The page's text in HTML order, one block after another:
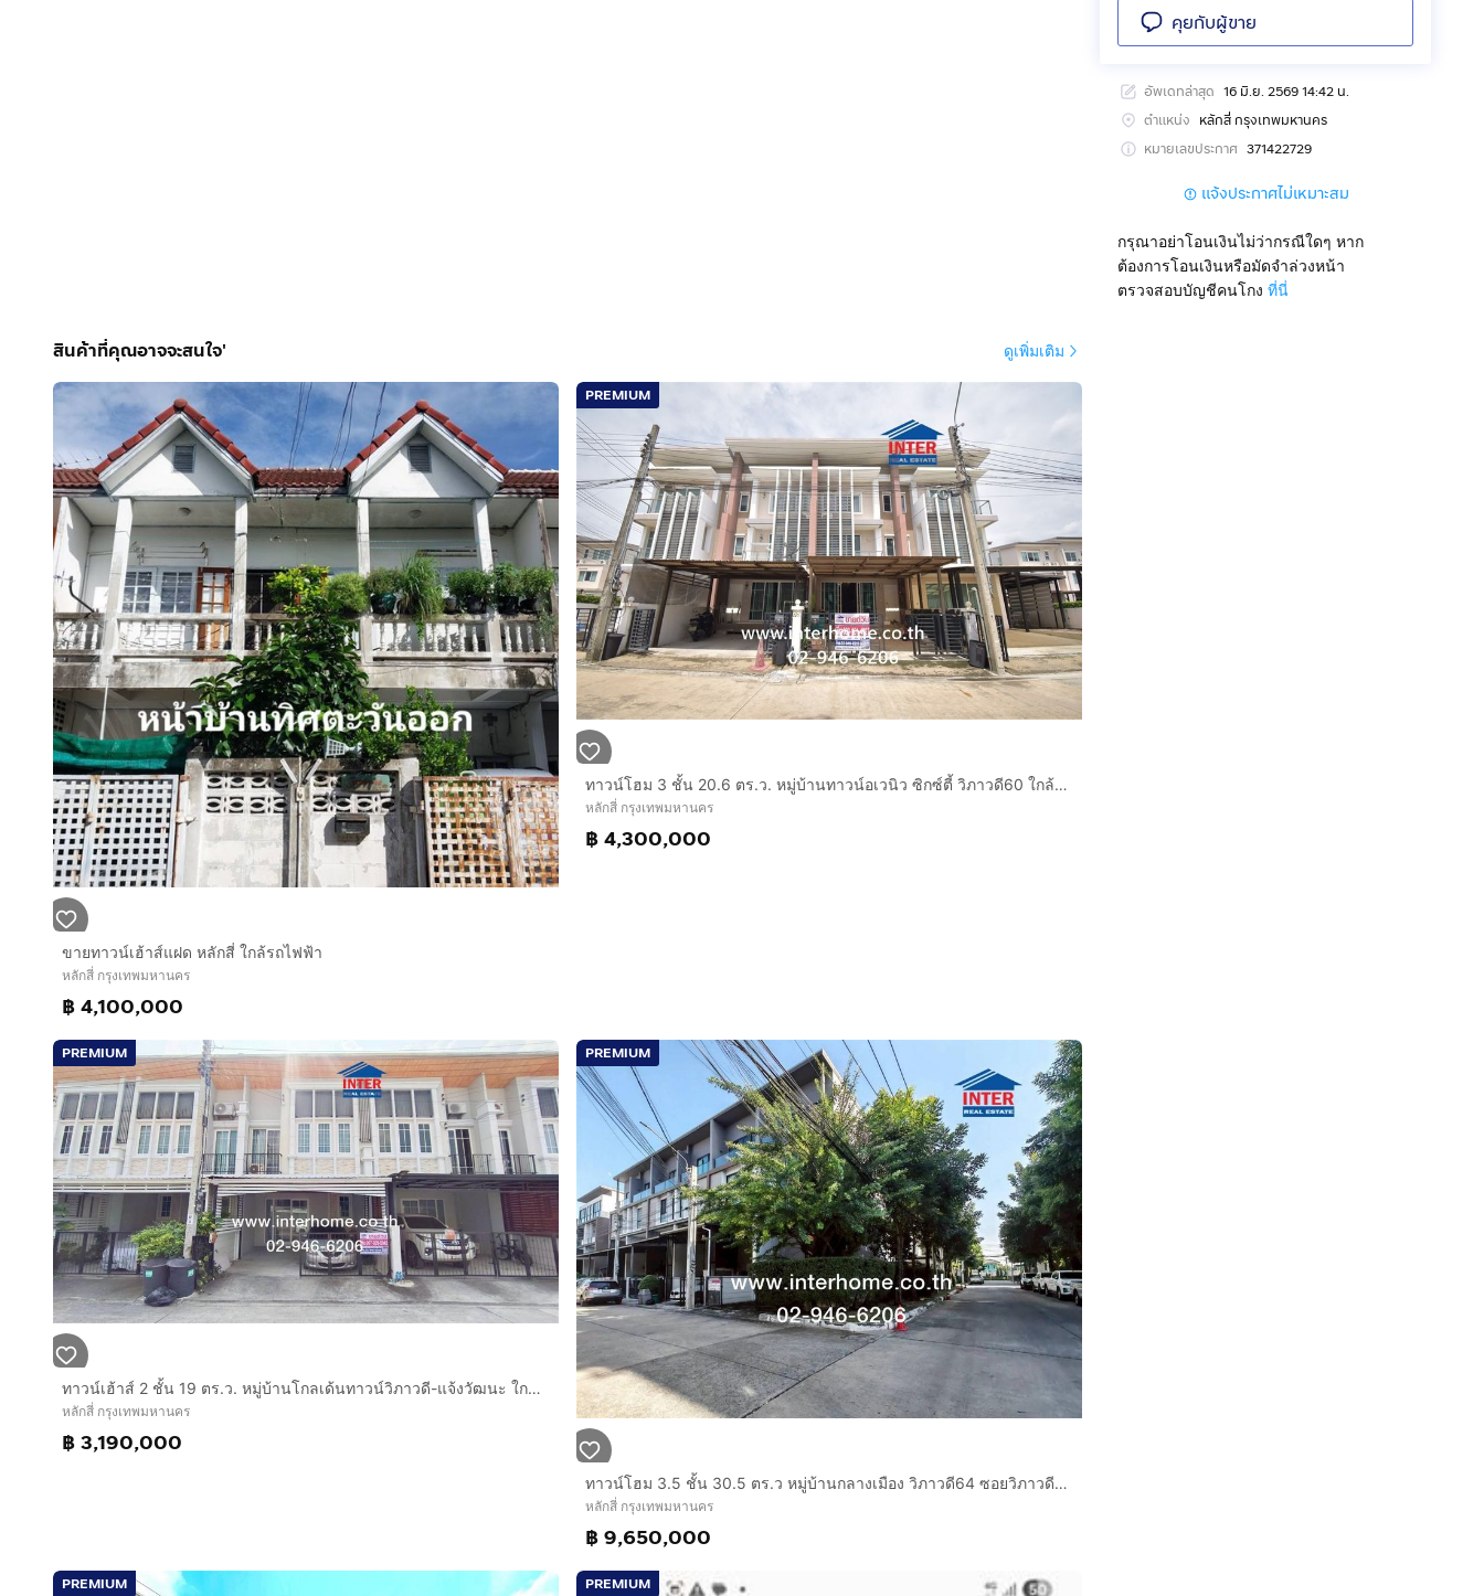
• สำนักงานบัญชี กฎหมาย วิศวกรรม
จุดแข็งที่หาได้ยากในงบนี้
ทางด่วนศรีรัช ด่านศรีสมาน 5–7 นาที
เมืองทองธานี และอิมแพ็ค 8 นาที
เซ็นทรัลแจ้งวัฒนะ 10 นาที
โรบินสันศรีสมาน 6 นาที
ศูนย์ราชการแจ้งวัฒนะ 12–15 นาที
สนามบินดอนเมือง 15 นาที
ซื้อครั้งเดียว ได้ทั้งที่ทำงาน ที่สร้างรายได้ และที่อยู่อาศัยในทำเลที่เติบโตต่อเนื่อง
📞 สนใจนัดชมทรัพย์ / สอบถามข้อมูลเพิ่มเติม
ติดต่อคุณ สิริพร (อ้อ)
กดเพื่อดูเบอร์โทร xxxxxx653
คุยกับผู้ขาย
อัพเดทล่าสุด 16 มิ.ย. 2569 14:42 น.
ตำแหน่ง หลักสี่ กรุงเทพมหานคร
หมายเลขประกาศ 371422729
แจ้งประกาศไม่เหมาะสม
กรุณาอย่าโอนเงินไม่ว่ากรณีใดๆ หาก
ต้องการโอนเงินหรือมัดจำล่วงหน้า
ตรวจสอบบัญชีคนโกง ที่นี่
สินค้าที่คุณอาจจะสนใจ' ดูเพิ่มเติม
ขายทาวน์เฮ้าส์แฝด หลักสี่ ใกล้รถไฟฟ้า
หลักสี่ กรุงเทพมหานคร
฿ 4,100,000
PREMIUM
ทาวน์โฮม 3 ชั้น 20.6 ตร.ว. หมู่บ้านทาวน์อเวนิว ซิกซ์ตี้ วิภาวดี60 ใกล้มหาวิทยาลัยเกษตรศาสตร์ ถนนวิภาวดี-รังสิต ถนนวิภาวดี60 เขตหลักสี่
หลักสี่ กรุงเทพมหานคร
฿ 4,300,000
PREMIUM
ทาวน์เฮ้าส์ 2 ชั้น 19 ตร.ว. หมู่บ้านโกลเด้นทาวน์วิภาวดี-แจ้งวัฒนะ ใกล้บิ๊กซีแจ้งวัฒนะ ศูนย์ราชการแจ้งวัฒนะ ถนนแจ้งวัฒนะ เขตหลักสี่ กรุงเทพ
หลักสี่ กรุงเทพมหานคร
฿ 3,190,000
PREMIUM
ทาวน์โฮม 3.5 ชั้น 30.5 ตร.ว หมู่บ้านกลางเมือง วิภาวดี64 ซอยวิภาวดี64 แยก13 ถนนวิภาวดีรังสิต ถนนแจ้งวัฒนะ เขตหลักสี่ กรุงเทพมหานคร
หลักสี่ กรุงเทพมหานคร
฿ 9,650,000
PREMIUM PREMIUM